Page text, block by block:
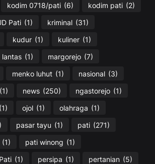
kodim 0718/pati (6) kodim pati (2)
Pati (1) kriminal (31)
kudur (1) kuliner (1)
lantas (1) margorejo (7)
menko luhut (1) nasional (3)
(1) news (250) ngastorejo (1)
(1) ojol (1) olahraga (1)
pasar tayu (1) pati (271)
(1) pati winong (1)
(1) persipa (1) pertanian (5)